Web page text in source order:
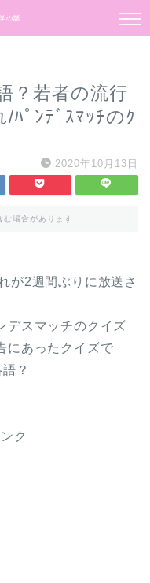
の話
？若者の流行
ﾊﾟﾝﾃﾞｽﾏｯﾁのｸ
2020年10月13日
む場合があります
が2週間ぶりに放送さ
デスマッチのクイズ
にあったクイズで
？
ク